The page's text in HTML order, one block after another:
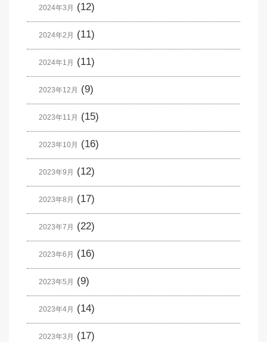
2024年3月 (12)
2024年2月 (11)
2024年1月 (11)
2023年12月 (9)
2023年11月 (15)
2023年10月 (16)
2023年9月 (12)
2023年8月 (17)
2023年7月 (22)
2023年6月 (16)
2023年5月 (9)
2023年4月 (14)
2023年3月 (17)